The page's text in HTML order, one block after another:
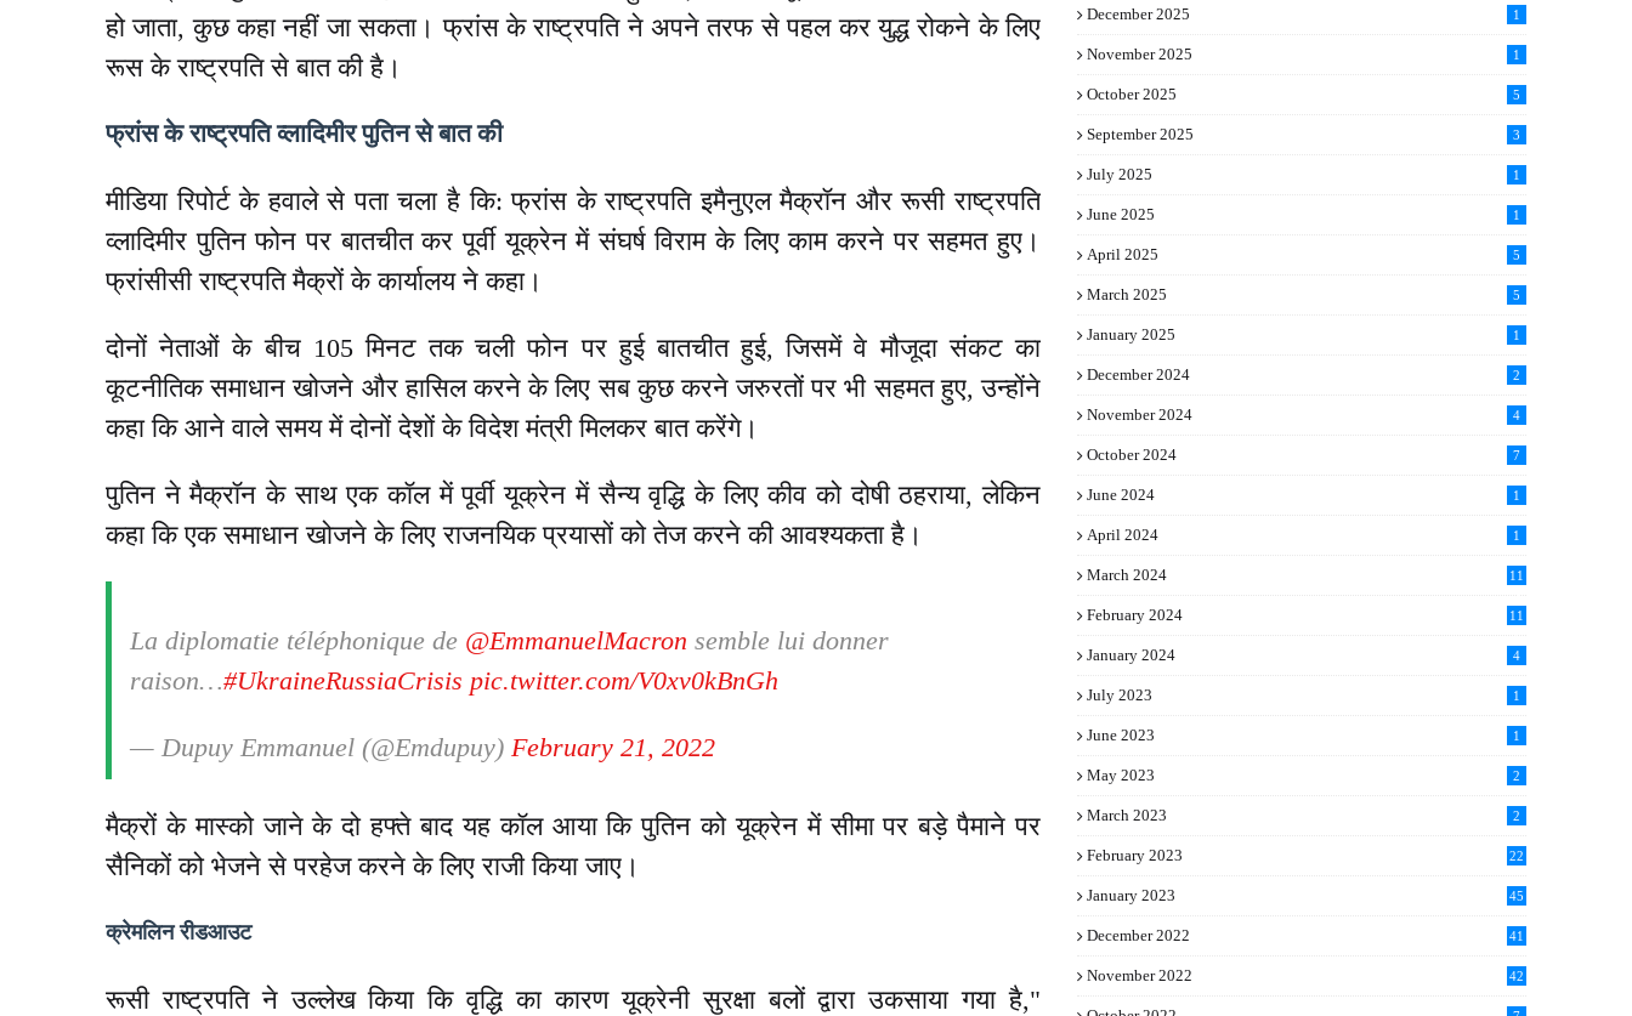
हो जाता, कुछ कहा नहीं जा सकता। फ्रांस के राष्ट्रपति ने अपने तरफ से पहल कर युद्ध रोकने के लिए
रूस के राष्ट्रपति से बात की है।
फ्रांस के राष्ट्रपति व्लादिमीर पुतिन से बात की
मीडिया रिपोर्ट के हवाले से पता चला है कि: फ्रांस के राष्ट्रपति इमैनुएल मैक्रॉन और रूसी राष्ट्रपति
व्लादिमीर पुतिन फोन पर बातचीत कर पूर्वी यूक्रेन में संघर्ष विराम के लिए काम करने पर सहमत हुए।
फ्रांसीसी राष्ट्रपति मैक्रों के कार्यालय ने कहा।
दोनों नेताओं के बीच 105 मिनट तक चली फोन पर हुई बातचीत हुई, जिसमें वे मौजूदा संकट का
कूटनीतिक समाधान खोजने और हासिल करने के लिए सब कुछ करने जरुरतों पर भी सहमत हुए, उन्होंने
कहा कि आने वाले समय में दोनों देशों के विदेश मंत्री मिलकर बात करेंगे।
पुतिन ने मैक्रॉन के साथ एक कॉल में पूर्वी यूक्रेन में सैन्य वृद्धि के लिए कीव को दोषी ठहराया, लेकिन
कहा कि एक समाधान खोजने के लिए राजनयिक प्रयासों को तेज करने की आवश्यकता है।
La diplomatie téléphonique de @EmmanuelMacron semble lui donner
raison…#UkraineRussiaCrisis pic.twitter.com/V0xv0kBnGh
— Dupuy Emmanuel (@Emdupuy) February 21, 2022
मैक्रों के मास्को जाने के दो हफ्ते बाद यह कॉल आया कि पुतिन को यूक्रेन में सीमा पर बड़े पैमाने पर
सैनिकों को भेजने से परहेज करने के लिए राजी किया जाए।
क्रेमलिन रीडआउट
रूसी राष्ट्रपति ने उल्लेख किया कि वृद्धि का कारण यूक्रेनी सुरक्षा बलों द्वारा उकसाया गया है,"
December 2025 1
November 2025 1
October 2025 5
September 2025 3
July 2025 1
June 2025 1
April 2025 5
March 2025 5
January 2025 1
December 2024 2
November 2024 4
October 2024 7
June 2024 1
April 2024 1
March 2024
11
February 2024
11
January 2024 4
July 2023 1
June 2023 1
May 2023 2
March 2023 2
February 2023 22
January 2023 45
December 2022 41
November 2022 42